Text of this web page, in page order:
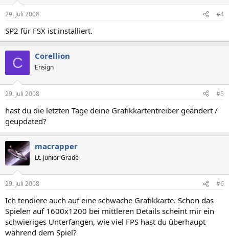
29. Juli 2008 #4
SP2 für FSX ist installiert.
C Corellion
Ensign
29. Juli 2008 #5
hast du die letzten Tage deine Grafikkartentreiber geändert /
geupdated?
macrapper
Lt. Junior Grade
29. Juli 2008 #6
Ich tendiere auch auf eine schwache Grafikkarte. Schon das
Spielen auf 1600x1200 bei mittleren Details scheint mir ein
schwieriges Unterfangen, wie viel FPS hast du überhaupt
während dem Spiel?